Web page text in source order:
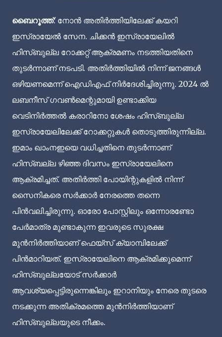
ബൈറൂത്ത്: നോൻ അതിർത്തിയിലേക്ക് കയറി
ഇസ്രായേൽ സേന. ചിക്കൻ ഇസ്രായേലിൽ
ഹിസ്ബുല്ല റോക്കറ്റ് ആക്രമണം നടത്തിയതിനെ
തുടർന്നാണ് നടപടി. അതിർത്തിയിൽ നിന്ന് ജനങ്ങൾ
ഒഴിയണമെന്ന് ഐഡിഎഫ് നിർദേശിച്ചിരുന്നു. 2024 ൽ
ലബനീസ് ഗവൺമെന്റുമായി ഉണ്ടാക്കിയ
വെടിനിർത്തൽ കരാറിനോ ശേഷം ഹിസ്ബുല്ല
ഇസ്രായേലിലേക്ക് റോക്കറ്റുകൾ തൊടുത്തിരുന്നില്ല.
ഇമാം ഖാംനഇയെ വധിച്ചതിനെ തുടർന്നാണ്
ഹിസ്ബല്ല ഴിഞ്ഞ ദിവസം ഇസ്രായേലിനെ
ആക്രമിച്ചത്. അതിർത്തി പോയിന്റുകളിൽ നിന്ന്
സൈനികരെ സർക്കാർ നേരത്തെ തന്നെ
പിൻവലിച്ചിരുന്നു. ഓരോ പോസ്റ്റിലും ഒന്നോരണ്ടോ
പേർമാത്ര മുണ്ടാകുന്ന ഇവരുടെ സുരക്ഷ
മുൻനിർത്തിയാണ് ഫെയ്സ് ക്യാമ്പിലേക്ക്
പിൻമാറിയത്. ഇസ്രായേലിനെ ആക്രമിക്കുമെന്ന്
ഹിസ്ബുല്ലയോട് സർക്കാർ
ആവശ്യപ്പെട്ടിരുന്നെങ്കിലും ഇറാനിയും നേരെ തുടരെ
നടക്കുന്ന അതിക്രമത്തെ മുൻനിർത്തിയാണ്
ഹിസ്ബുല്ലയുടെ നീക്കം.